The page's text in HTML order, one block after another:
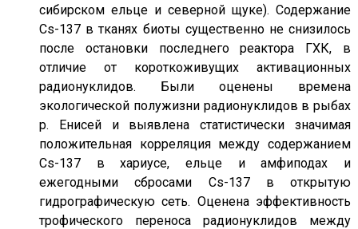
сибирском ельце и северной щуке). Содержание
Cs-137 в тканях биоты существенно не снизилось
после остановки последнего реактора ГХК, в
отличие от короткоживущих активационных
радионуклидов. Были оценены времена
экологической полужизни радионуклидов в рыбах
р. Енисей и выявлена статистически значимая
положительная корреляция между содержанием
Cs-137 в хариусе, ельце и амфиподах и
ежегодными сбросами Cs-137 в открытую
гидрографическую сеть. Оценена эффективность
трофического переноса радионуклидов между